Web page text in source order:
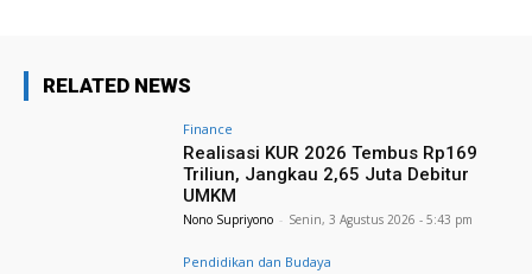
RELATED NEWS
Finance
Realisasi KUR 2026 Tembus Rp169
Triliun, Jangkau 2,65 Juta Debitur
UMKM
Nono Supriyono - Senin, 3 Agustus 2026 - 5:43 pm
Pendidikan dan Budaya